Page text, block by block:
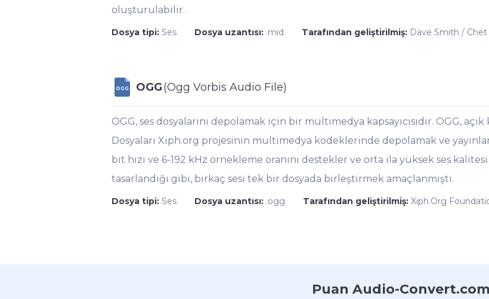
oluşturulabilir.
Dosya tipi: Ses Dosya uzantısı: .mid Tarafından geliştirilmiş: Dave Smith /
OGG OGG(Ogg Vorbis Audio File)
OGG, ses dosyalarını depolamak için bir multimedya kapsayıcısıdır. OGG,
Dosyaları Xiph.org projesinin multimedya kodeklerinde depolamak ve
bit hızı ve 6-192 kHz örnekleme oranını destekler ve orta ila yüksek ses
tasarlandığı gibi, birkaç sesi tek bir dosyada birleştirmek amaçlanmıştı.
Dosya tipi: Ses Dosya uzantısı: .ogg Tarafından geliştirilmiş: Xiph.Org
Puan Audio-Convert.com